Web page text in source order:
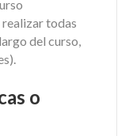
todas
del curso,
o